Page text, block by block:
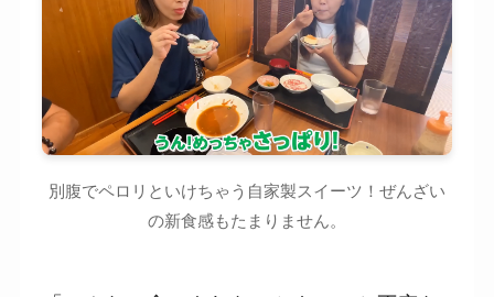
別腹でペロリといけちゃう自家製スイーツ！ぜんざい
の新食感もたまりません。